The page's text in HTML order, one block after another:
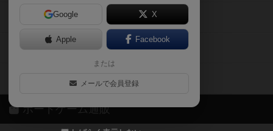
Google X
Apple Facebook
または
メールで会員登録
ボドとも・会員一覧
ボードゲーム業界コラム
ボドゲーマご利用案内
ボードゲーム通販